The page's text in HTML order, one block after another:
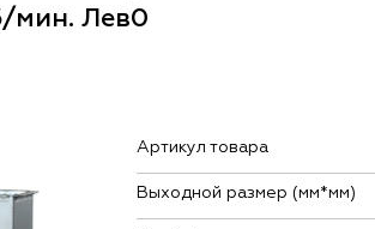
мин. Лев0
Артикул товара
Выходной размер (мм*мм)